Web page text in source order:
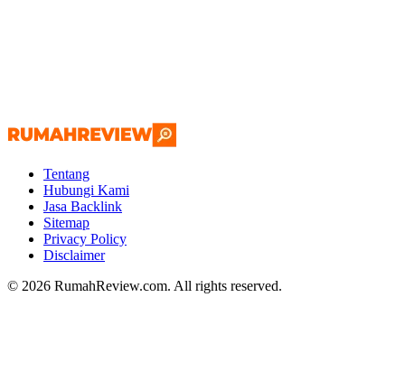
Tentang
Hubungi Kami
Jasa Backlink
Sitemap
Privacy Policy
Disclaimer
© 2026 RumahReview.com. All rights reserved.